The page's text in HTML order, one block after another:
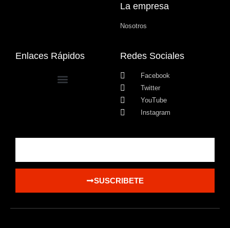
La empresa
Nosotros
Enlaces Rápidos Redes Sociales
Facebook
Twitter
YouTube
Instagram
SUSCRIBETE